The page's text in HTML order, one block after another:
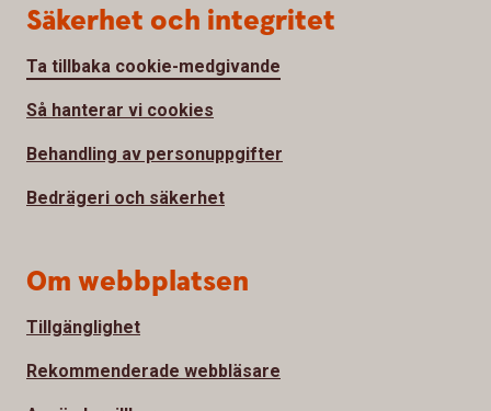
Säkerhet och integritet
Ta tillbaka cookie-medgivande
Så hanterar vi cookies
Behandling av personuppgifter
Bedrägeri och säkerhet
Om webbplatsen
Tillgänglighet
Rekommenderade webbläsare